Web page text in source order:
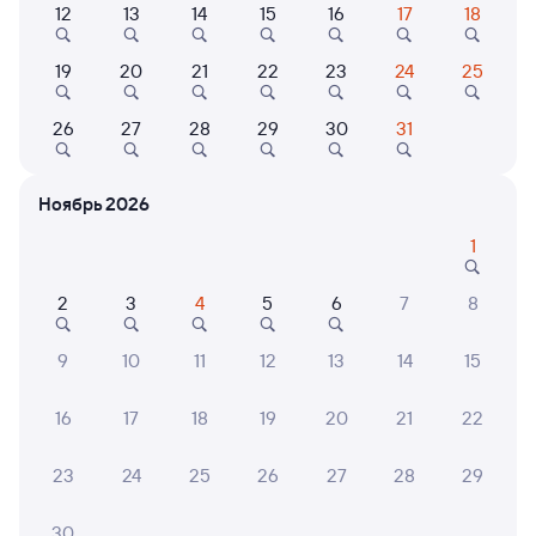
Найдём билет на поезд за вас
Даже если сейчас нет мест
Искать билеты
Путешественникам нравятся эти варианты
7,7
Оздоровительный
1 ⁠999 ⁠₽
Отель Сочи Галерея
3 ⁠805 ⁠₽
12 13 14 15 16 17 18
19 20 21 22 23 24 25
26 27 28 29 30 31
Ноябрь 2026
1
2 3 4 5 6 7 8
9 10 11 12 13 14 15
16 17 18 19 20 21 22
23 24 25 26 27 28 29